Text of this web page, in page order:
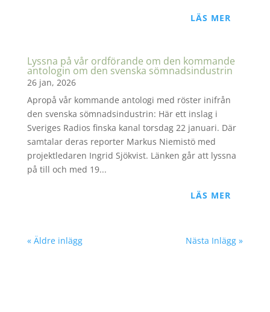
LÄS MER
Lyssna på vår ordförande om den kommande
antologin om den svenska sömnadsindustrin
26 jan, 2026
Apropå vår kommande antologi med röster inifrån
den svenska sömnadsindustrin: Här ett inslag i
Sveriges Radios finska kanal torsdag 22 januari. Där
samtalar deras reporter Markus Niemistö med
projektledaren Ingrid Sjökvist. Länken går att lyssna
på till och med 19...
LÄS MER
« Äldre inlägg Nästa Inlägg »